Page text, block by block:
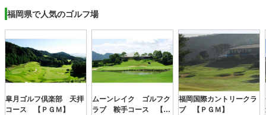
福岡県で人気のゴルフ場
皐月ゴルフ倶楽部 天拝
コース 【ＰＧＭ】
ムーンレイク ゴルフク
ラブ 鞍手コース 【Ｐ
福岡国際カントリークラ
ブ 【ＰＧＭ】